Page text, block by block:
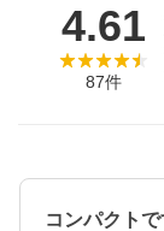
4.61
87件
コンパクトで